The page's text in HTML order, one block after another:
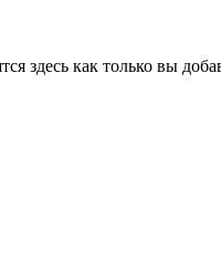
здесь как только вы